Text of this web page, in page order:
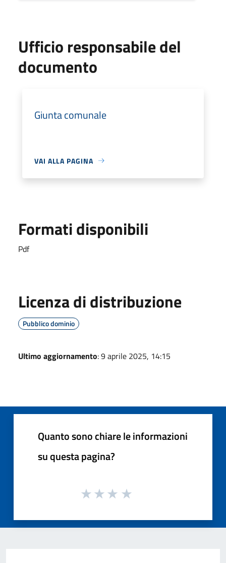
Ufficio responsabile del
documento
Giunta comunale
VAI ALLA PAGINA
Formati disponibili
Pdf
Licenza di distribuzione
Pubblico dominio
Ultimo aggiornamento: 9 aprile 2025, 14:15
Quanto sono chiare le informazioni
su questa pagina?